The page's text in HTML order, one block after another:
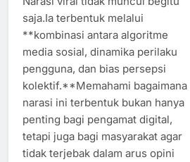
saja.Ia terbentuk melalui
**kombinasi antara algoritme
media sosial, dinamika perilaku
pengguna, dan bias persepsi
kolektif.**Memahami bagaimana
narasi ini terbentuk bukan hanya
penting bagi pengamat digital,
tetapi juga bagi masyarakat agar
tidak terjebak dalam arus opini